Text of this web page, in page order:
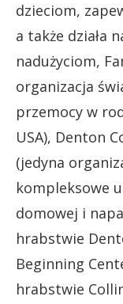
dzieciom,
a także działa
nadużyciom,
organizacja
przemocy w
USA), Denton
(jedyna
kompleksowe
domowej i
hrabstwie
Beginning
hrabstwie